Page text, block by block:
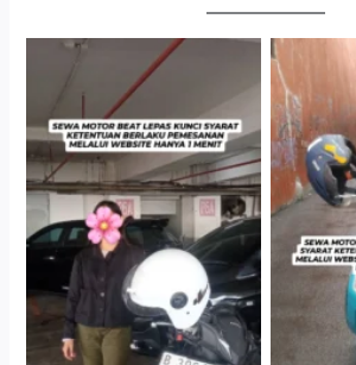
Cityplaza Jatinegara
Gedung Parkir P6A
Antar